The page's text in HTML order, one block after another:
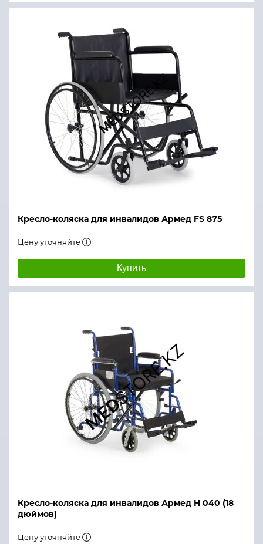
Кресло-коляска для инвалидов Армед FS 875
Цену уточняйте
Купить
Кресло-коляска для инвалидов Армед H 040 (18
дюймов)
Цену уточняйте